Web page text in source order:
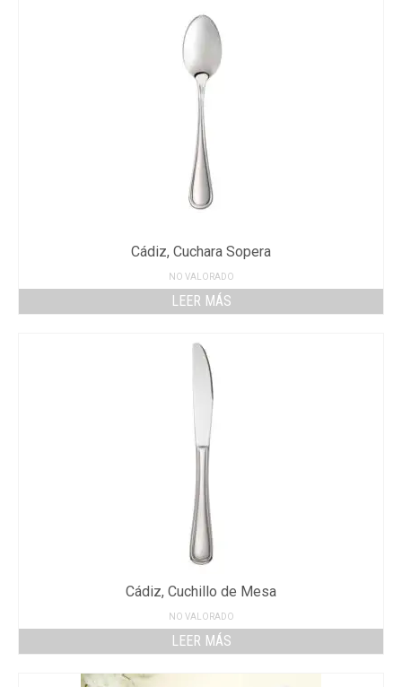
Cádiz, Cuchara Sopera
NO VALORADO
LEER MÁS
Cádiz, Cuchillo de Mesa
NO VALORADO
LEER MÁS